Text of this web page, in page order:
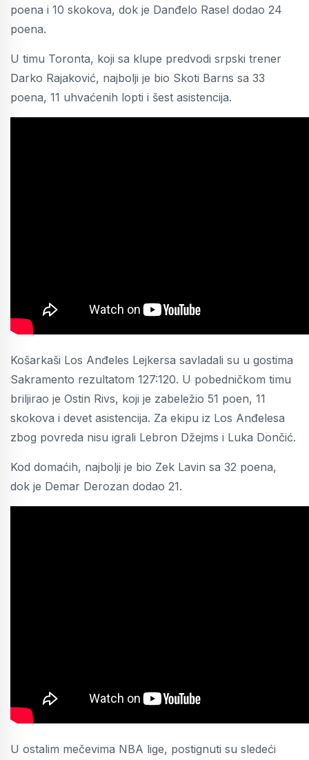
poena i 10 skokova, dok je Danđelo Rasel dodao 24
poena.
U timu Toronta, koji sa klupe predvodi srpski trener
Darko Rajaković, najbolji je bio Skoti Barns sa 33
poena, 11 uhvaćenih lopti i šest asistencija.
Košarkaši Los Anđeles Lejkersa savladali su u gostima
Sakramento rezultatom 127:120. U pobedničkom timu
briljirao je Ostin Rivs, koji je zabeležio 51 poen, 11
skokova i devet asistencija. Za ekipu iz Los Anđelesa
zbog povreda nisu igrali Lebron Džejms i Luka Dončić.
Kod domaćih, najbolji je bio Zek Lavin sa 32 poena,
dok je Demar Derozan dodao 21.
U ostalim mečevima NBA lige, postignuti su sledeći